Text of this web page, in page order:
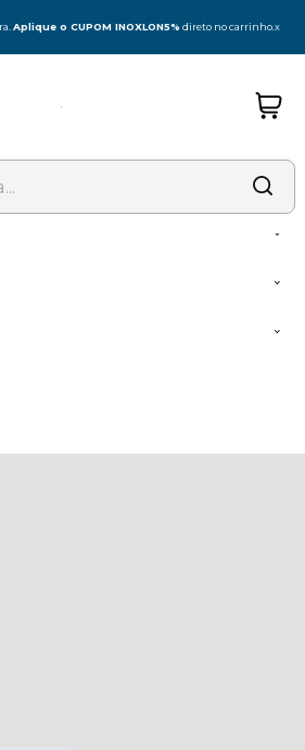
Aplique o CUPOM INOXLON5% direto no carrinho.x